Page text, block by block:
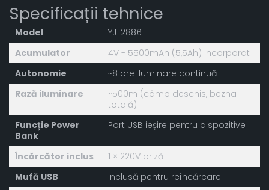
Specificații tehnice
Model
YJ-2886
Acumulator
4V - 5500mAh (5,5Ah) incorporat
Autonomie
~8 ore iluminare continuă
Rază iluminare
~500m (câmp deschis, bezna
totală)
Funcție Power
Bank
Port USB ieșire pentru dispozitive
Încărcător inclus
1 × 220V priză
Mufă USB
Inclusă pentru reîncărcare